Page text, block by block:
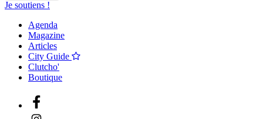
Je soutiens !
Agenda
Magazine
Articles
City Guide
Clutcho'
Boutique